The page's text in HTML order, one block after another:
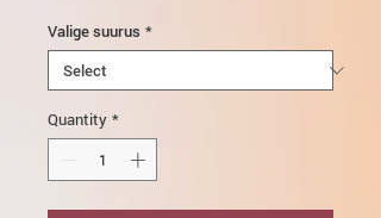
Valige suurus *
Quantity *